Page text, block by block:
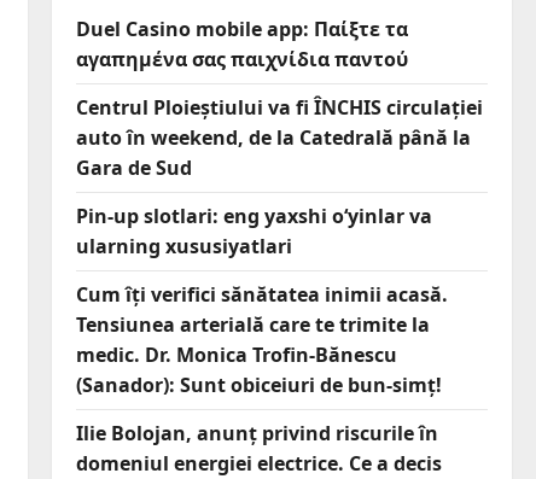
Duel Casino mobile app: Παίξτε τα
αγαπημένα σας παιχνίδια παντού
Centrul Ploieștiului va fi ÎNCHIS circulației
auto în weekend, de la Catedrală până la
Gara de Sud
Pin-up slotlari: eng yaxshi o‘yinlar va
ularning xususiyatlari
Cum îți verifici sănătatea inimii acasă.
Tensiunea arterială care te trimite la
medic. Dr. Monica Trofin-Bănescu
(Sanador): Sunt obiceiuri de bun-simț!
Ilie Bolojan, anunț privind riscurile în
domeniul energiei electrice. Ce a decis